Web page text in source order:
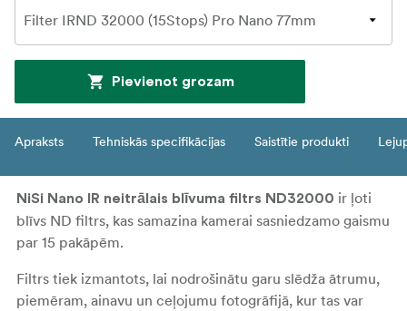
Pievienot grozam
Apraksts Tehniskās specifikācijas Saistītie produkti
NiSi Nano IR neitrālais blīvuma filtrs ND32000 ir ļoti
blīvs ND filtrs, kas samazina kamerai sasniedzamo gaismu
par 15 pakāpēm.
Filtrs tiek izmantots, lai nodrošinātu garu slēdža ātrumu,
piemēram, ainavu un ceļojumu fotogrāfijā, kur tas var